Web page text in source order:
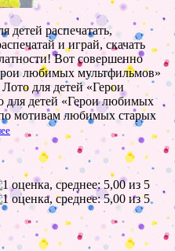
детей распечатать,
и играй, скачать
Вот совершенно
любимых мультфильмов»
для детей «Герои
детей «Герои любимых
мотивам любимых старых